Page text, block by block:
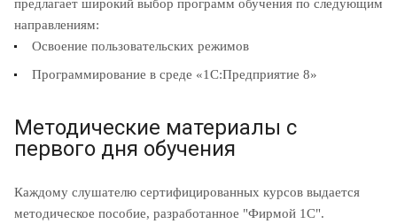
предлагает широкий выбор программ обучения по следующим
направлениям:
Освоение пользовательских режимов
Программирование в среде «1С:Предприятие 8»
Методические материалы с
первого дня обучения
Каждому слушателю сертифицированных курсов выдается
методическое пособие, разработанное "Фирмой 1С".